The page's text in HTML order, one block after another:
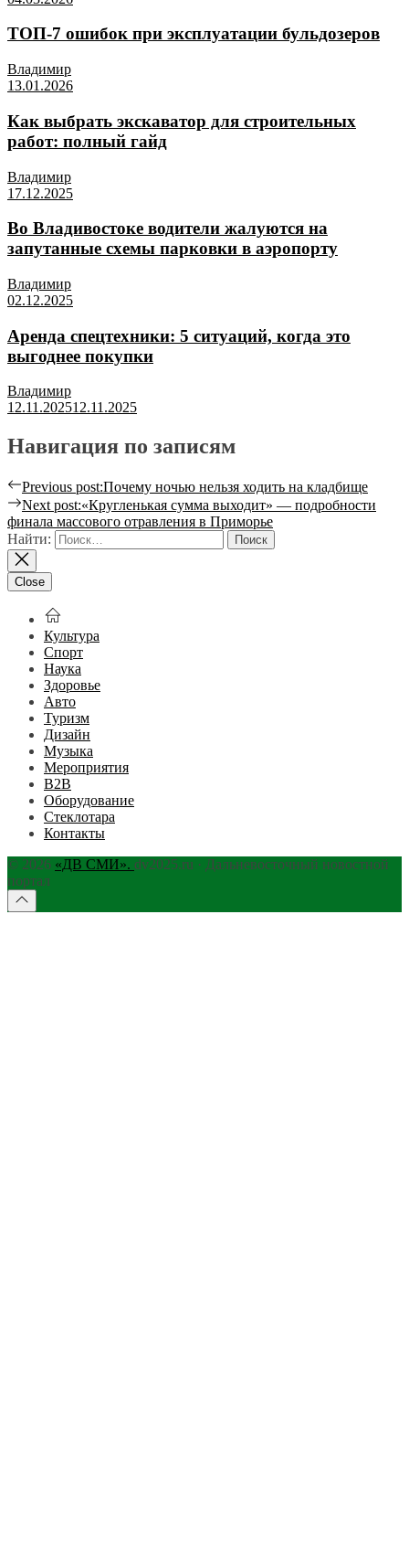
ТОП-7 ошибок при эксплуатации бульдозеров
Владимир
13.01.2026
Как выбрать экскаватор для строительных
работ: полный гайд
Владимир
17.12.2025
Во Владивостоке водители жалуются на
запутанные схемы парковки в аэропорту
Владимир
02.12.2025
Аренда спецтехники: 5 ситуаций, когда это
выгоднее покупки
Владимир
12.11.202512.11.2025
Навигация по записям
Previous post:Почему ночью нельзя ходить на кладбище
Next post:«Кругленькая сумма выходит» — подробности
финала массового отравления в Приморье
Найти:
Close
Культура
Спорт
Наука
Здоровье
Авто
Туризм
Дизайн
Музыка
Мероприятия
B2B
Оборудование
Стеклотара
Контакты
© 2026 «ДВ СМИ». dv2025.ru · Дальневосточный новостной
портал